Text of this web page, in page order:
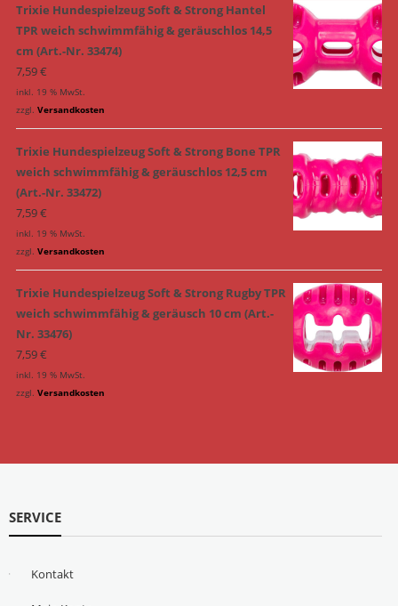
Trixie Hundespielzeug Soft & Strong Hantel
TPR weich schwimmfähig & geräuschlos 14,5
cm (Art.-Nr. 33474)
7,59€
inkl. 19 % MwSt.
zzgl. Versandkosten
Trixie Hundespielzeug Soft & Strong Bone TPR
weich schwimmfähig & geräuschlos 12,5 cm
(Art.-Nr. 33472)
7,59€
inkl. 19 % MwSt.
zzgl. Versandkosten
Trixie Hundespielzeug Soft & Strong Rugby TPR
weich schwimmfähig & geräusch 10 cm (Art.-
Nr. 33476)
7,59€
inkl. 19 % MwSt.
zzgl. Versandkosten
SERVICE
Kontakt